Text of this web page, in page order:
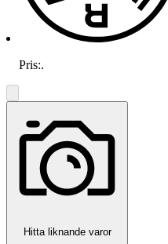
Pris:.
Hitta liknande varor